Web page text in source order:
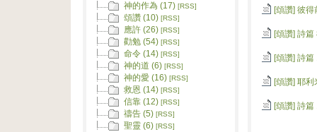
[頌讚] 彼得
[頌讚] 詩篇
[頌讚] 詩篇
[頌讚] 耶利
[頌讚] 詩篇
神的作為 (17) [RSS]
頌讚 (10) [RSS]
應許 (26) [RSS]
勸勉 (54) [RSS]
命令 (14) [RSS]
神的道 (6) [RSS]
神的愛 (16) [RSS]
救恩 (14) [RSS]
信靠 (12) [RSS]
禱告 (5) [RSS]
聖靈 (6) [RSS]